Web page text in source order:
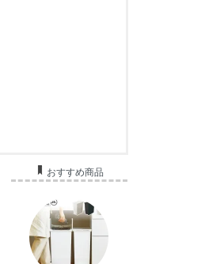
おすすめ商品